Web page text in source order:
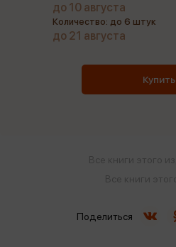
до 10 августа
Количество: до 6 штук
до 21 августа
Купить
Поделиться